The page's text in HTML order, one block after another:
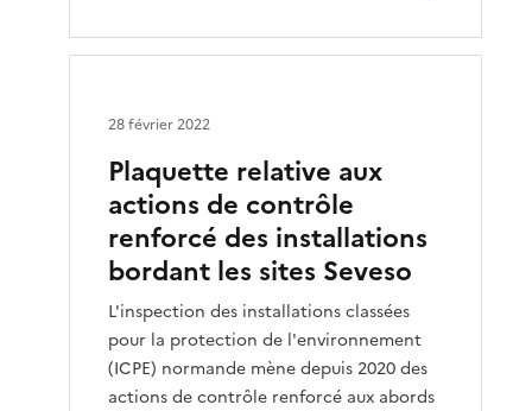
Plaquette relative aux
actions de contrôle
renforcé des installations
bordant les sites Seveso
L'inspection des installations classées
pour la protection de l'environnement
(ICPE) normande mène depuis 2020 des
actions de contrôle renforcé aux abords
28 février 2022